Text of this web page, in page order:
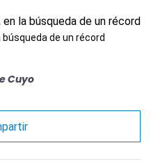
de un récord
Cuyo